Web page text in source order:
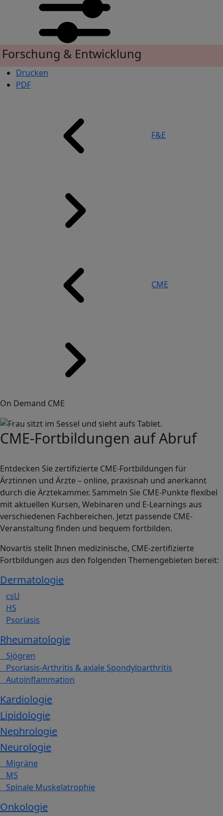
Forschung & Entwicklung
Drucken
PDF
F&E
CME
On Demand CME
Image
CME-Fortbildungen auf Abruf
Entdecken Sie zertifizierte CME-Fortbildungen für
Ärztinnen und Ärzte – online, praxisnah und anerkannt
durch die Ärztekammer. Sammeln Sie CME-Punkte flexibel
mit aktuellen Kursen, Webinaren und E-Learnings aus
verschiedenen Fachbereichen. Jetzt passende CME-
Veranstaltung finden und bequem fortbilden.
Novartis stellt Ihnen medizinische, CME-zertifizierte
Fortbildungen aus den folgenden Themengebieten bereit:
Dermatologie
csU
HS
Psoriasis
Rheumatologie
Sjögren
Psoriasis-Arthritis & axiale Spondyloarthritis
Autoinflammation
Kardiologie
Lipidologie
Nephrologie
Neurologie
Migräne
MS
Spinale Muskelatrophie
Onkologie